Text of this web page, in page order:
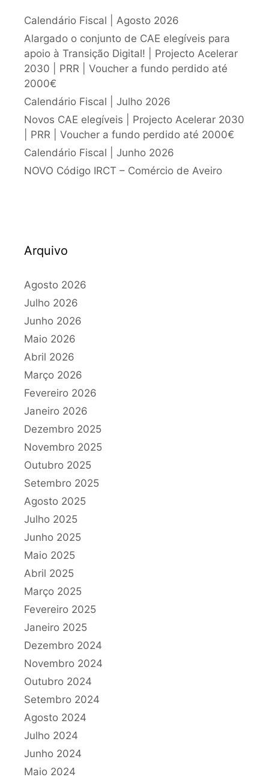
Calendário Fiscal | Agosto 2026
Alargado o conjunto de CAE elegíveis para
apoio à Transição Digital! | Projecto Acelerar
2030 | PRR | Voucher a fundo perdido até
2000€
Calendário Fiscal | Julho 2026
Novos CAE elegíveis | Projecto Acelerar 2030
| PRR | Voucher a fundo perdido até 2000€
Calendário Fiscal | Junho 2026
NOVO Código IRCT – Comércio de Aveiro
Arquivo
Agosto 2026
Julho 2026
Junho 2026
Maio 2026
Abril 2026
Março 2026
Fevereiro 2026
Janeiro 2026
Dezembro 2025
Novembro 2025
Outubro 2025
Setembro 2025
Agosto 2025
Julho 2025
Junho 2025
Maio 2025
Abril 2025
Março 2025
Fevereiro 2025
Janeiro 2025
Dezembro 2024
Novembro 2024
Outubro 2024
Setembro 2024
Agosto 2024
Julho 2024
Junho 2024
Maio 2024